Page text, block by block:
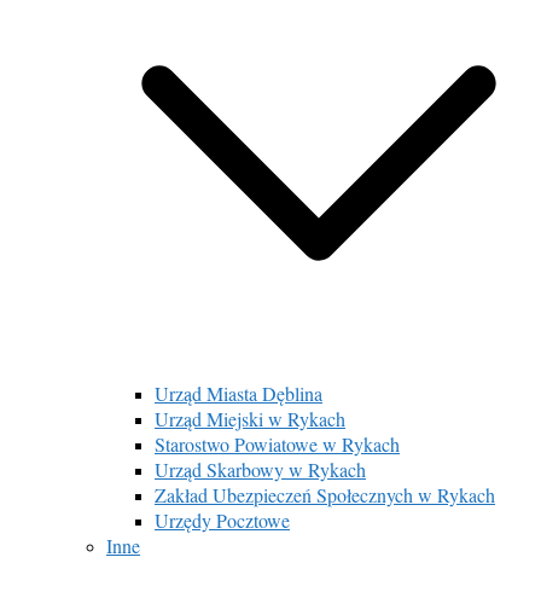
Urząd Miasta Dęblina
Urząd Miejski w Rykach
Starostwo Powiatowe w Rykach
Urząd Skarbowy w Rykach
Zakład Ubezpieczeń Społecznych w Rykach
Urzędy Pocztowe
Inne